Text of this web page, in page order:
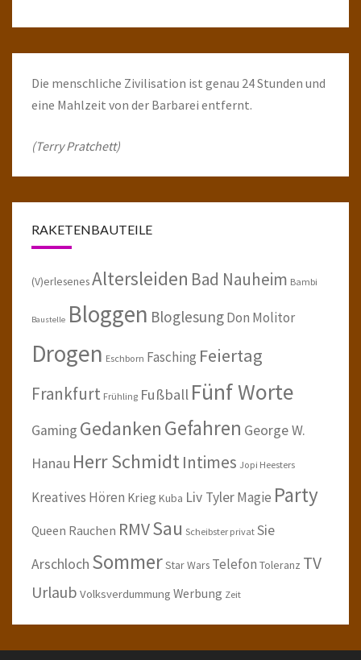
Die menschliche Zivilisation ist genau 24 Stunden und
eine Mahlzeit von der Barbarei entfernt.
(Terry Pratchett)
RAKETENBAUTEILE
(V)erlesenesAltersleiden Bad Nauheim Bambi
Baustelle Bloggen BloglesungDon Molitor
Drogen Eschborn Fasching Feiertag
Frankfurt Frühling Fußball Fünf Worte
Gaming GedankenGefahren George W.
Hanau Herr SchmidtIntimes Jopi Heesters
Kreatives Hören Krieg Kuba Liv TylerMagie Party
Queen Rauchen RMVSau Scheibster privat Sie
Arschloch SommerStar Wars Telefon Toleranz TV
Urlaub Volksverdummung Werbung Zeit